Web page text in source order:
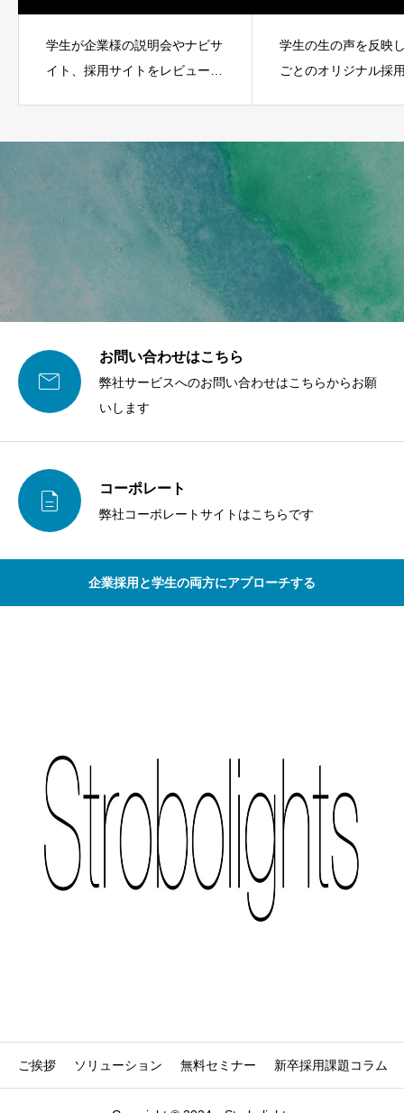
学生が企業様の説明会やナビサ
イト、採用サイトをレビューす
学生の生の声を反映
ごとのオリジナル採

お問い合わせはこちら
弊社サービスへのお問い合わせはこちらからお願
いします
 コーポレート
弊社コーポレートサイトはこちらです
企業採用と学生の両方にアプローチする
ご挨拶 ソリューション 無料セミナー 新卒採用課題コラム